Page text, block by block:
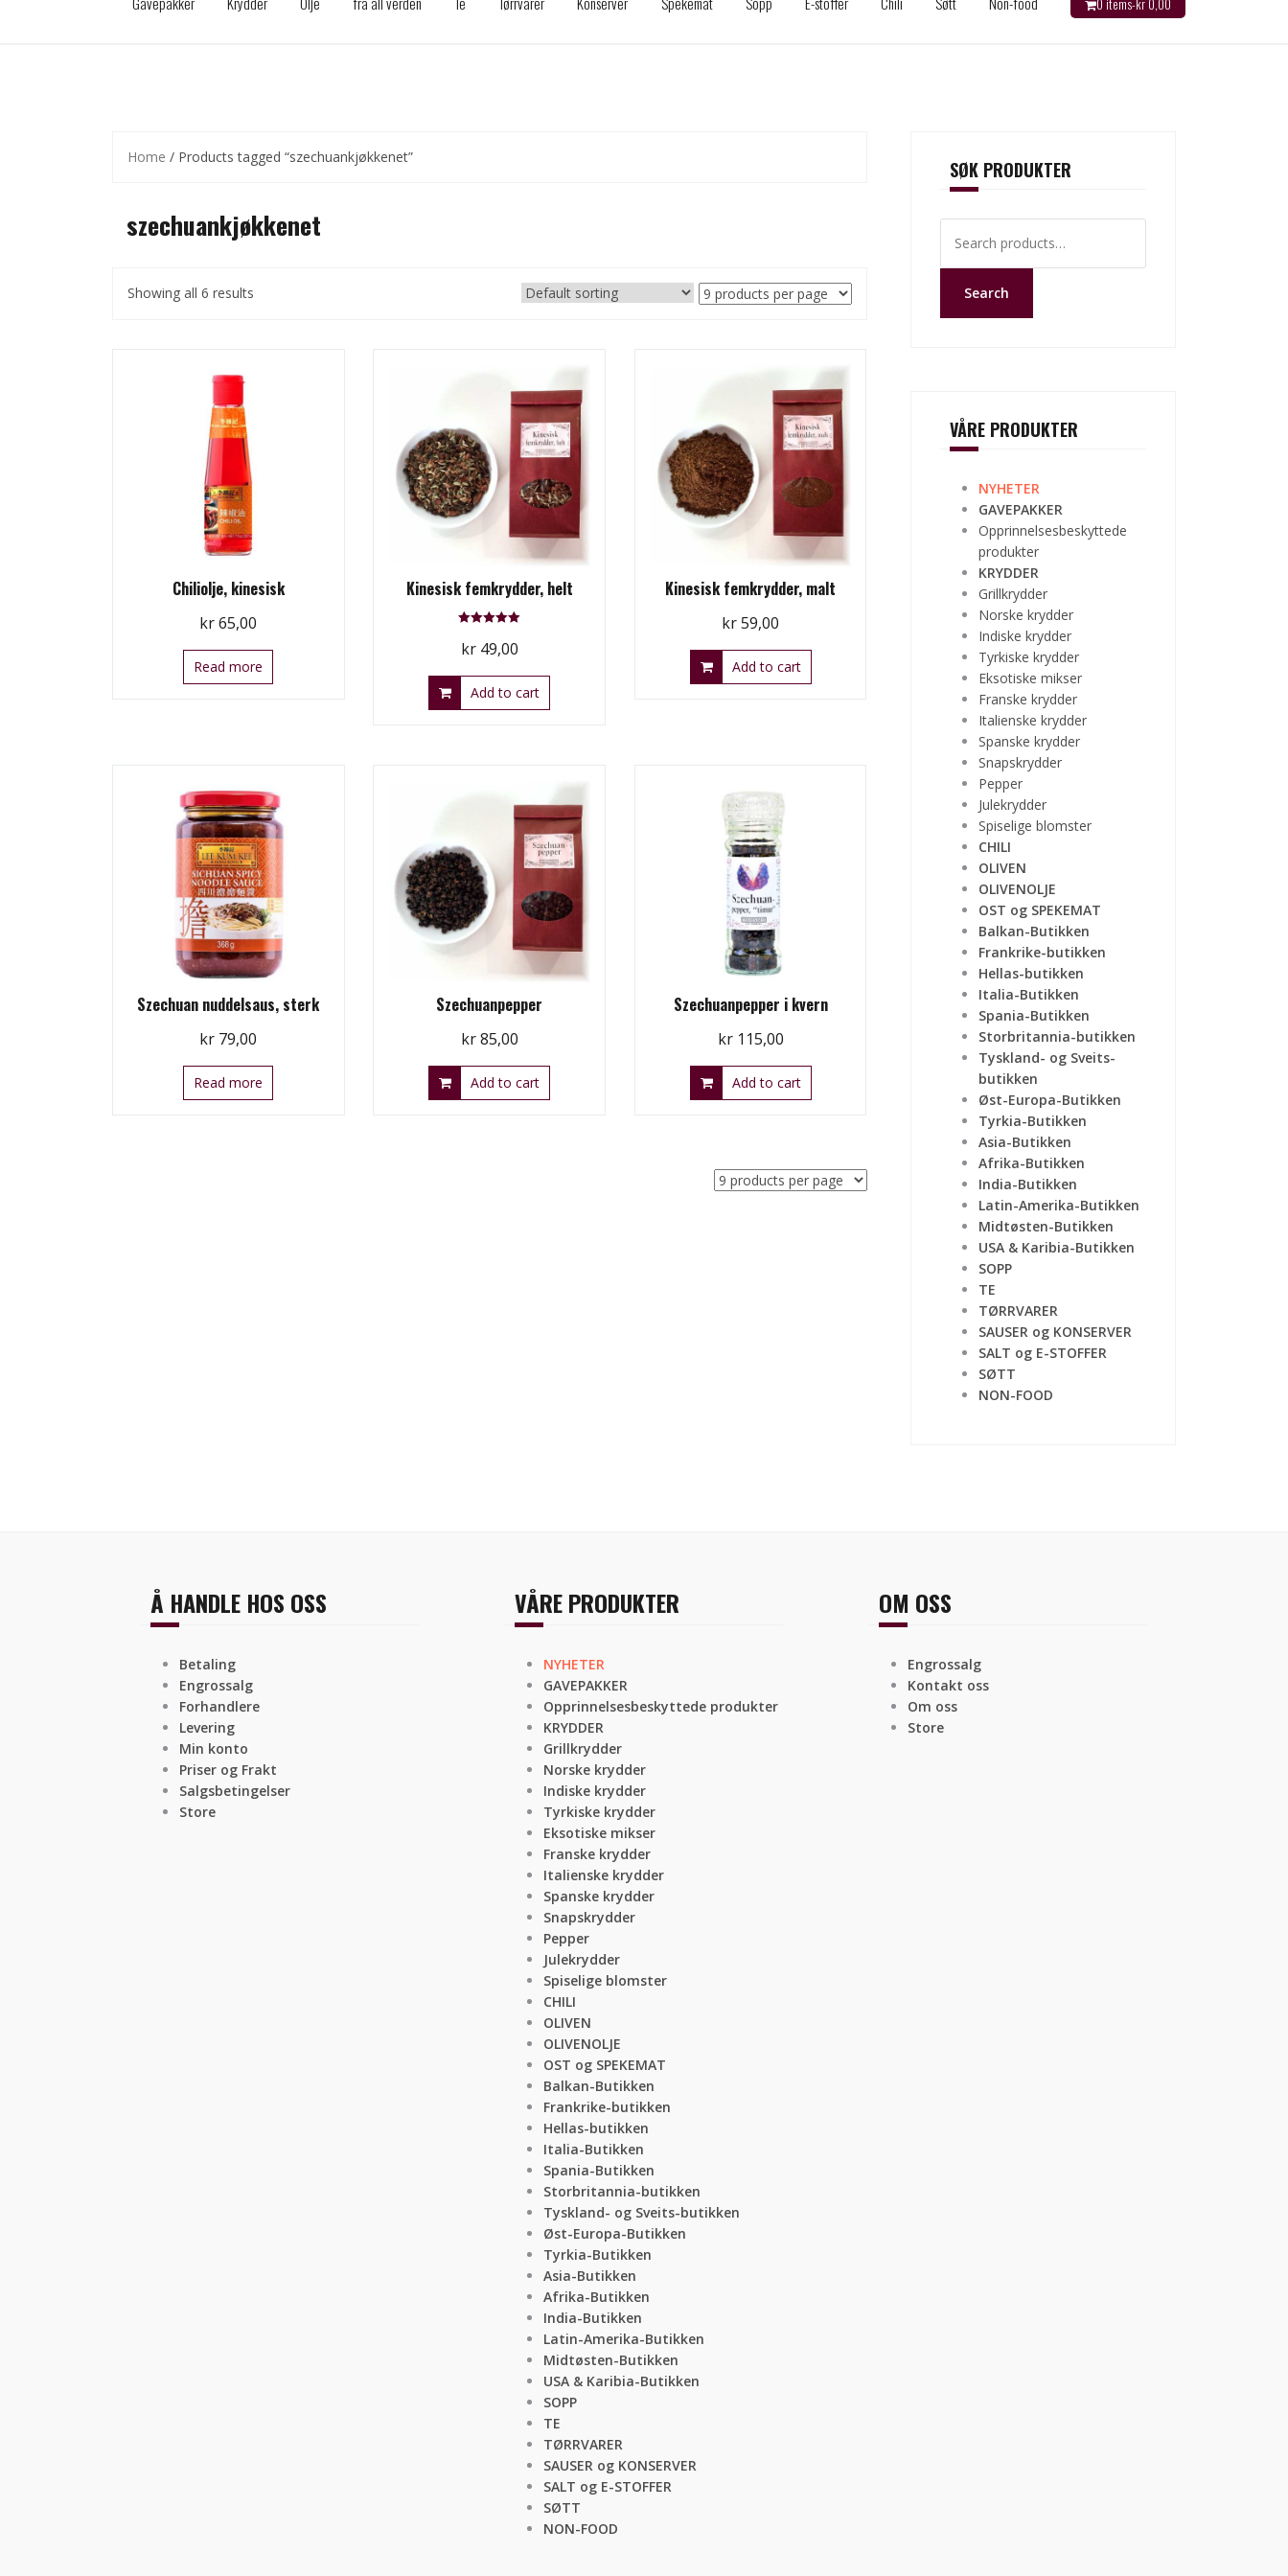
0 items-kr0,00
Home / Products tagged “szechuankjøkkenet”
szechuankjøkkenet
Showing all 6 results
Chiliolje, kinesisk
kr65,00
Read more
Kinesisk femkrydder, helt
5.00
out of 5
kr49,00
Add to cart
Kinesisk femkrydder, malt
kr59,00
Add to cart
Szechuan nuddelsaus, sterk
kr 79,00
Read more
Szechuanpepper
kr85,00
Add to cart
Szechuanpepper i kvern
kr115,00
Add to cart
SØK PRODUKTER
for:
Search
VÅRE PRODUKTER
NYHETER
GAVEPAKKER
Opprinnelsesbeskyttede
produkter
KRYDDER
Grillkrydder
Norske krydder
Indiske krydder
Tyrkiske krydder
Eksotiske mikser
Franske krydder
Italienske krydder
Spanske krydder
Snapskrydder
Pepper
Julekrydder
Spiselige blomster
CHILI
OLIVEN
OLIVENOLJE
OST og SPEKEMAT
Balkan-Butikken
Frankrike-butikken
Hellas-butikken
Italia-Butikken
Spania-Butikken
Storbritannia-butikken
Tyskland- og Sveits-
butikken
Øst-Europa-Butikken
Tyrkia-Butikken
Asia-Butikken
Afrika-Butikken
India-Butikken
Latin-Amerika-Butikken
Midtøsten-Butikken
USA & Karibia-Butikken
SOPP
TE
TØRRVARER
SAUSER og KONSERVER
SALT og E-STOFFER
SØTT
NON-FOOD
Å HANDLE HOS OSS
Betaling
Engrossalg
Forhandlere
Levering
Min konto
Priser og Frakt
Salgsbetingelser
Store
VÅRE PRODUKTER
NYHETER
GAVEPAKKER
Opprinnelsesbeskyttede produkter
KRYDDER
Grillkrydder
Norske krydder
Indiske krydder
Tyrkiske krydder
Eksotiske mikser
Franske krydder
Italienske krydder
Spanske krydder
Snapskrydder
Pepper
Julekrydder
Spiselige blomster
CHILI
OLIVEN
OLIVENOLJE
OST og SPEKEMAT
Balkan-Butikken
Frankrike-butikken
Hellas-butikken
Italia-Butikken
Spania-Butikken
Storbritannia-butikken
Tyskland- og Sveits-butikken
Øst-Europa-Butikken
Tyrkia-Butikken
Asia-Butikken
Afrika-Butikken
India-Butikken
Latin-Amerika-Butikken
Midtøsten-Butikken
USA & Karibia-Butikken
SOPP
TE
TØRRVARER
SAUSER og KONSERVER
SALT og E-STOFFER
SØTT
NON-FOOD
OM OSS
Engrossalg
Kontakt oss
Om oss
Store